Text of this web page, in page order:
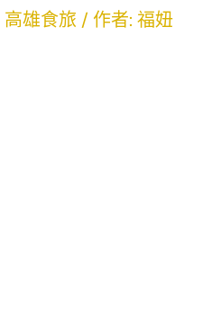
高雄食旅 / 作者: 福妞